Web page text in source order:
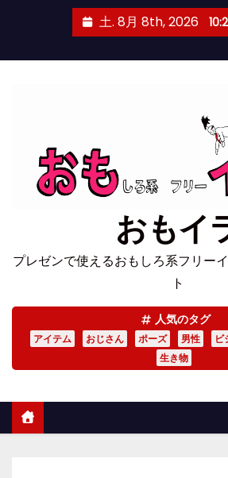
土. 8月 8th, 2026
おもイ
プレゼンで使えるおもしろ系フリー
ト
人気のタグ
アイテム おじさん ポーズ 男性 ビ
生き物